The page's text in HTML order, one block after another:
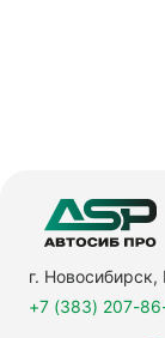
г.
+7 (383) 207-